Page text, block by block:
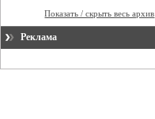
Показать / скрыть весь архив
Реклама